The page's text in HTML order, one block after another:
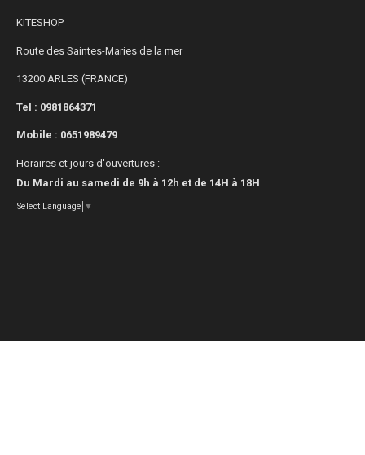
KITESHOP
Route des Saintes-Maries de la mer
13200 ARLES (FRANCE)
Tel : 0981864371
Mobile : 0651989479
Horaires et jours d'ouvertures :
Du Mardi au samedi de 9h à 12h et de 14H à 18H
Select Language ▼